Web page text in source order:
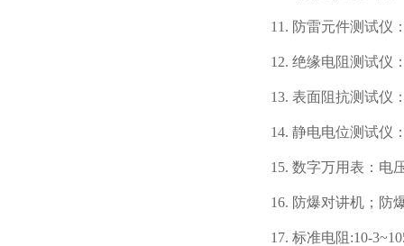
11. 防雷元件测试仪
12. 绝缘电阻测试仪
13. 表面阻抗测试仪
14. 静电电位测试仪
15. 数字万用表：电
16. 防爆对讲机；防
17. 标准电阻:10-